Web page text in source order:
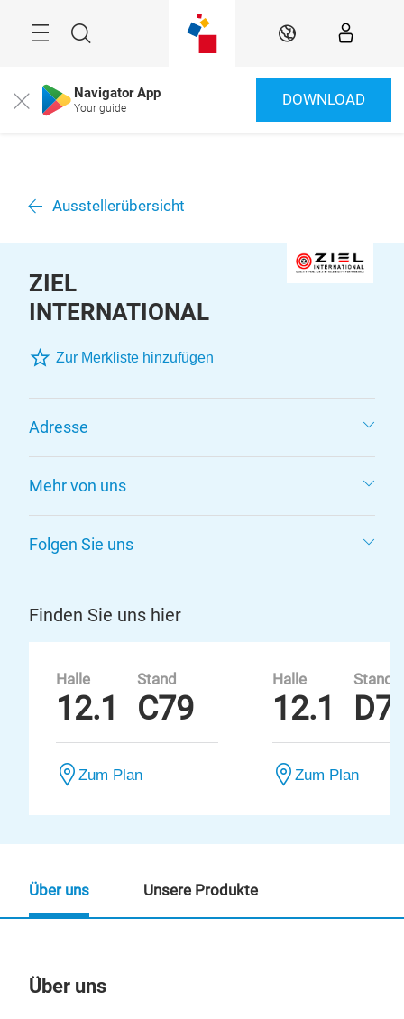
Suche DE
Close Navigator App
Your guide DOWNLOAD
Ausstellerübersicht
ZIEL
INTERNATIONAL
Zur Merkliste hinzufügen
Adresse
Mehr von uns
Folgen Sie uns
Finden Sie uns hier
Halle
12.1
Stand
C79
Zum Plan
Halle
12.1
Stand
Zum Plan
Über uns
Über uns Unsere Produkte